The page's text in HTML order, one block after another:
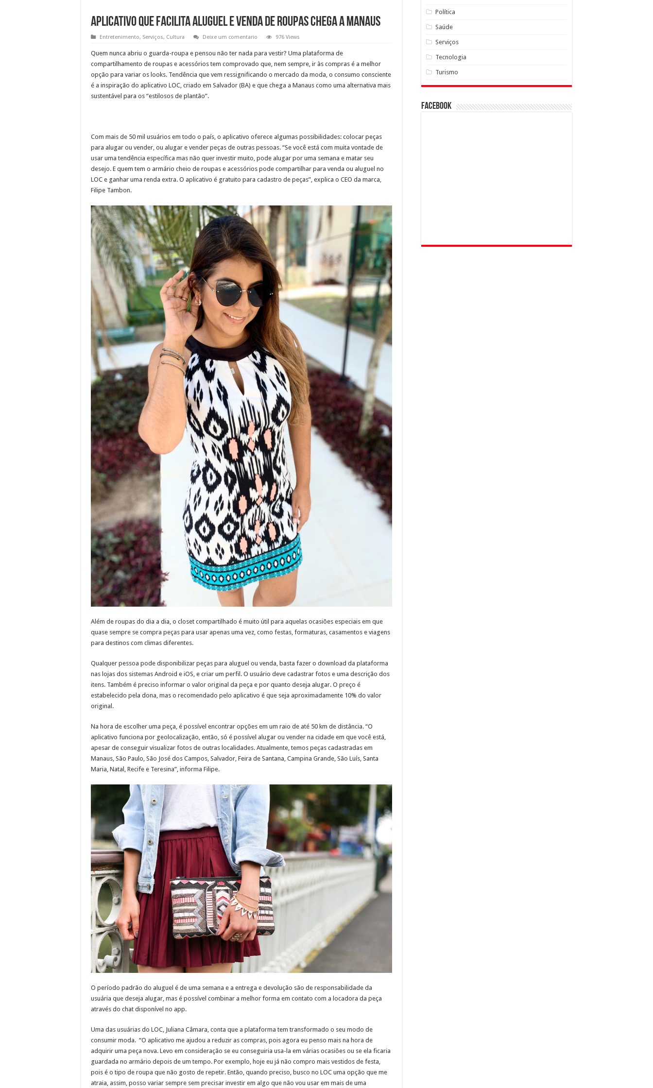
Aplicativo que facilita aluguel e venda de roupas chega a Manaus
Entretenimento, Serviços, Cultura Deixe um comentario 976 Views
Quem nunca abriu o guarda-roupa e pensou não ter nada para vestir? Uma plataforma de
compartilhamento de roupas e acessórios tem comprovado que, nem sempre, ir às compras é a melhor
opção para variar os looks. Tendência que vem ressignificando o mercado da moda, o consumo consciente
é a inspiração do aplicativo LOC, criado em Salvador (BA) e que chega a Manaus como uma alternativa mais
sustentável para os “estilosos de plantão”.
Com mais de 50 mil usuários em todo o país, o aplicativo oferece algumas possibilidades: colocar peças
para alugar ou vender, ou alugar e vender peças de outras pessoas. “Se você está com muita vontade de
usar uma tendência específica mas não quer investir muito, pode alugar por uma semana e matar seu
desejo. E quem tem o armário cheio de roupas e acessórios pode compartilhar para venda ou aluguel no
LOC e ganhar uma renda extra. O aplicativo é gratuito para cadastro de peças”, explica o CEO da marca,
Filipe Tambon.
Além de roupas do dia a dia, o closet compartilhado é muito útil para aquelas ocasiões especiais em que
quase sempre se compra peças para usar apenas uma vez, como festas, formaturas, casamentos e viagens
para destinos com climas diferentes.
Qualquer pessoa pode disponibilizar peças para aluguel ou venda, basta fazer o download da plataforma
nas lojas dos sistemas Android e iOS, e criar um perfil. O usuário deve cadastrar fotos e uma descrição dos
itens. Também é preciso informar o valor original da peça e por quanto deseja alugar. O preço é
estabelecido pela dona, mas o recomendado pelo aplicativo é que seja aproximadamente 10% do valor
original.
Na hora de escolher uma peça, é possível encontrar opções em um raio de até 50 km de distância. “O
aplicativo funciona por geolocalização, então, só é possível alugar ou vender na cidade em que você está,
apesar de conseguir visualizar fotos de outras localidades. Atualmente, temos peças cadastradas em
Manaus, São Paulo, São José dos Campos, Salvador, Feira de Santana, Campina Grande, São Luís, Santa
Maria, Natal, Recife e Teresina”, informa Filipe.
O período padrão do aluguel é de uma semana e a entrega e devolução são de responsabilidade da
usuária que deseja alugar, mas é possível combinar a melhor forma em contato com a locadora da peça
através do chat disponível no app.
Uma das usuárias do LOC, Juliana Câmara, conta que a plataforma tem transformado o seu modo de
consumir moda. “O aplicativo me ajudou a reduzir as compras, pois agora eu penso mais na hora de
adquirir uma peça nova. Levo em consideração se eu conseguiria usa-la em várias ocasiões ou se ela ficaria
guardada no armário depois de um tempo. Por exemplo, hoje eu já não compro mais vestidos de festa,
pois é o tipo de roupa que não gosto de repetir. Então, quando preciso, busco no LOC uma opção que me
atraia, assim, posso variar sempre sem precisar investir em algo que não vou usar em mais de uma
Política
Saúde
Serviços
Tecnologia
Turismo
Facebook